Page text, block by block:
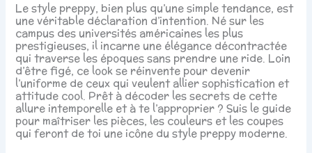
Le style preppy, bien plus qu’une simple tendance, est
une véritable déclaration d’intention. Né sur les
campus des universités américaines les plus
prestigieuses, il incarne une élégance décontractée
qui traverse les époques sans prendre une ride. Loin
d’être figé, ce look se réinvente pour devenir
l’uniforme de ceux qui veulent allier sophistication et
attitude cool. Prêt à décoder les secrets de cette
allure intemporelle et à te l’approprier ? Suis le guide
pour maîtriser les pièces, les couleurs et les coupes
qui feront de toi une icône du style preppy moderne.